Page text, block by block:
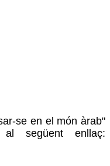
se en el món àrab"
següent enllaç: